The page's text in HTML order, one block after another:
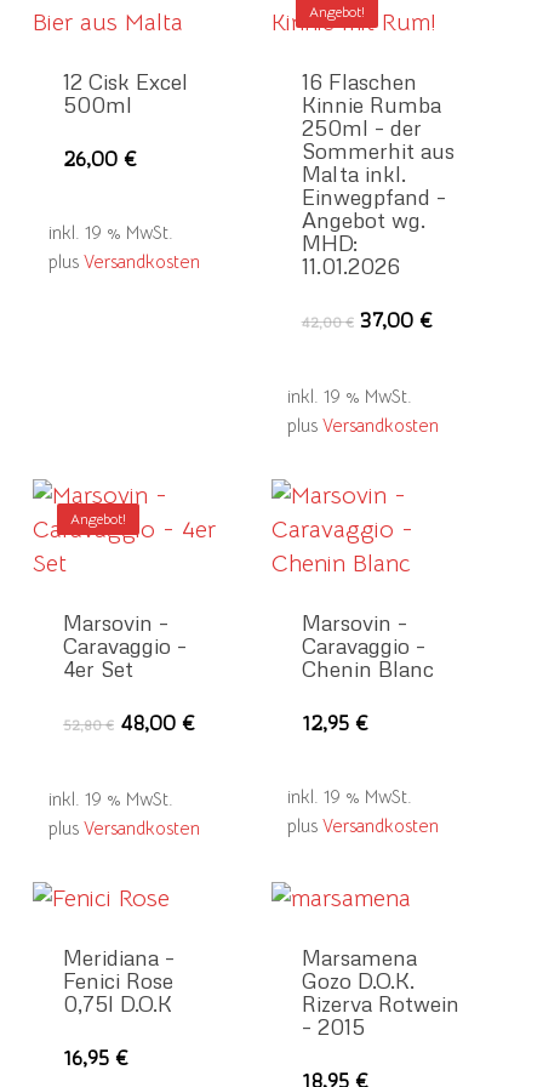
12 Cisk Excel
500ml
26,00€
inkl. 19 % MwSt.
plus Versandkosten
Angebot!
16 Flaschen
Kinnie Rumba
250ml – der
Sommerhit aus
Malta inkl.
Einwegpfand –
Angebot wg.
MHD:
11.01.2026
42,00€ Ursprünglicher
42,00 €
37,00€Aktueller
inkl. 19 % MwSt.
plus Versandkosten
Angebot!
Marsovin –
Caravaggio –
4er Set
52,80€ Ursprünglicher
52,80 €
48,00€Aktueller
inkl. 19 % MwSt.
plus Versandkosten
Marsovin –
Caravaggio –
Chenin Blanc
12,95€
inkl. 19 % MwSt.
plus Versandkosten
Meridiana –
Fenici Rose
0,75l D.O.K
16,95€
Marsamena
Gozo D.O.K.
Rizerva Rotwein
– 2015